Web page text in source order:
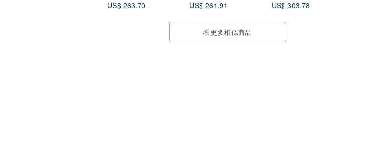
US$ 263.70
US$ 261.91
US$ 303.78
看更多相似商品